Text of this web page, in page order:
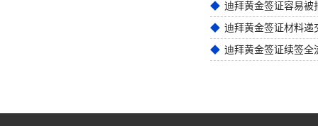
迪拜黄金签证材料递
迪拜黄金签证续签全